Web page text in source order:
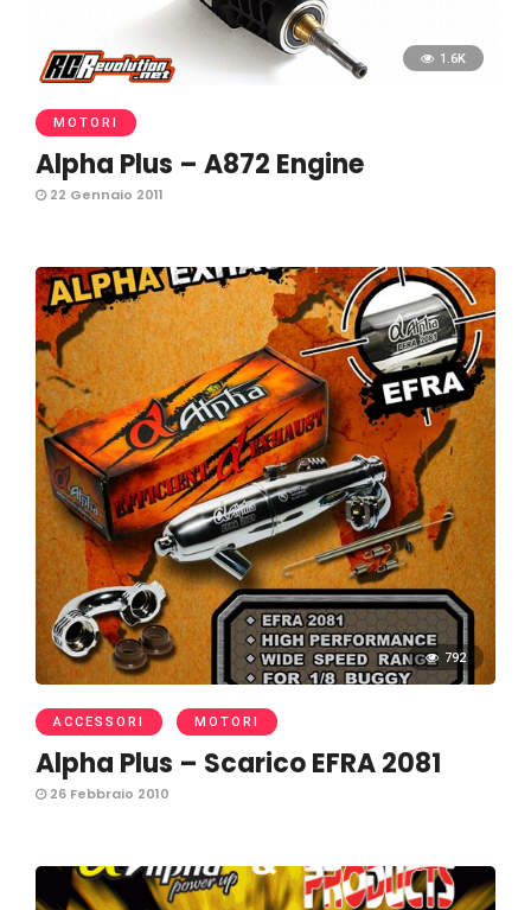
1.6K
MOTORI
Alpha Plus – A872 Engine
22 Gennaio 2011
792
ACCESSORI MOTORI
Alpha Plus – Scarico EFRA 2081
26 Febbraio 2010